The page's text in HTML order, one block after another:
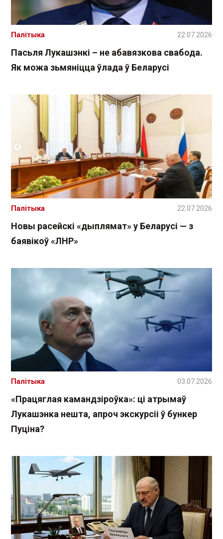
Пасьля Лукашэнкі – не абавязкова свабода.
Як можа зьмяніцца ўлада ў Беларусі
Палітыка 22.07.2026
Новы расейскі «дыплямат» у Беларусі — з
баявікоў «ЛНР»
Палітыка 22.07.2026
«Працяглая камандзіроўка»: ці атрымаў
Лукашэнка нешта, апроч экскурсіі ў бункер
Пуціна?
Палітыка 03.07.2026